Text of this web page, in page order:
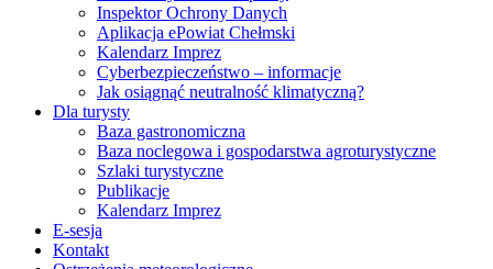
Inspektor Ochrony Danych
Aplikacja ePowiat Chełmski
Kalendarz Imprez
Cyberbezpieczeństwo – informacje
Jak osiągnąć neutralność klimatyczną?
Dla turysty
Baza gastronomiczna
Baza noclegowa i gospodarstwa agroturystyczne
Szlaki turystyczne
Publikacje
Kalendarz Imprez
E-sesja
Kontakt